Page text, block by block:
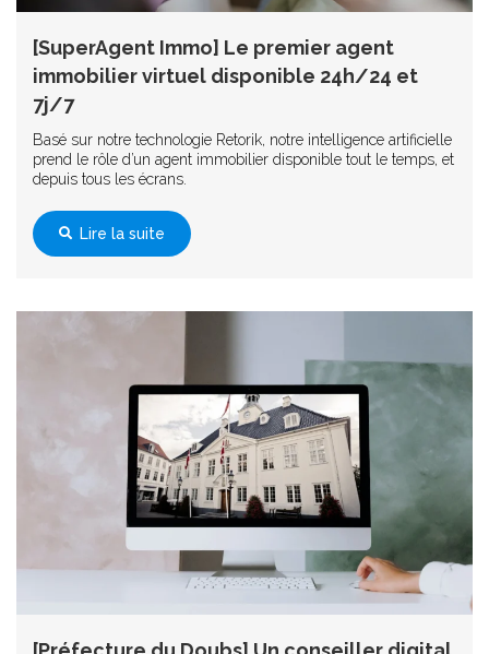
[SuperAgent Immo] Le premier agent
immobilier virtuel disponible 24h/24 et
7j/7
Basé sur notre technologie Retorik, notre intelligence artificielle
prend le rôle d’un agent immobilier disponible tout le temps, et
depuis tous les écrans.
Lire la suite